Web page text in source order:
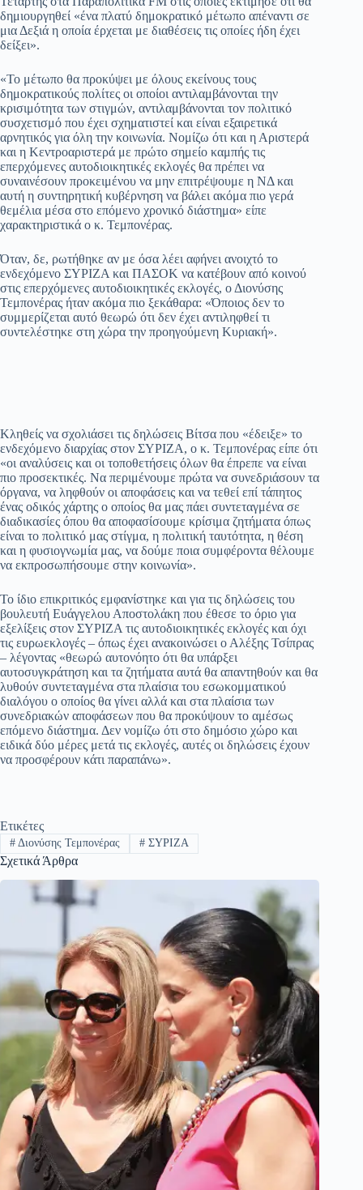
pp
m
στ
τε
δημιουργηθεί «ένα πλατύ δημοκρατικό μέτωπο απέναντι σε
μια Δεξιά η οποία έρχεται με διαθέσεις τις οποίες ήδη έχει
δείξει».
«Το μέτωπο θα προκύψει με όλους εκείνους τους
δημοκρατικούς πολίτες οι οποίοι αντιλαμβάνονται την
κρισιμότητα των στιγμών, αντιλαμβάνονται τον πολιτικό
συσχετισμό που έχει σχηματιστεί και είναι εξαιρετικά
αρνητικός για όλη την κοινωνία. Νομίζω ότι και η Αριστερά
και η Κεντροαριστερά με πρώτο σημείο καμπής τις
επερχόμενες αυτοδιοικητικές εκλογές θα πρέπει να
συναινέσουν προκειμένου να μην επιτρέψουμε η ΝΔ και
αυτή η συντηρητική κυβέρνηση να βάλει ακόμα πιο γερά
θεμέλια μέσα στο επόμενο χρονικό διάστημα» είπε
χαρακτηριστικά ο κ. Τεμπονέρας.
Όταν, δε, ρωτήθηκε αν με όσα λέει αφήνει ανοιχτό το
ενδεχόμενο ΣΥΡΙΖΑ και ΠΑΣΟΚ να κατέβουν από κοινού
στις επερχόμενες αυτοδιοικητικές εκλογές, ο Διονύσης
Τεμπονέρας ήταν ακόμα πιο ξεκάθαρα: «Όποιος δεν το
συμμερίζεται αυτό θεωρώ ότι δεν έχει αντιληφθεί τι
συντελέστηκε στη χώρα την προηγούμενη Κυριακή».
Κληθείς να σχολιάσει τις δηλώσεις Βίτσα που «έδειξε» το
ενδεχόμενο διαρχίας στον ΣΥΡΙΖΑ, ο κ. Τεμπονέρας είπε ότι
«οι αναλύσεις και οι τοποθετήσεις όλων θα έπρεπε να είναι
πιο προσεκτικές. Να περιμένουμε πρώτα να συνεδριάσουν τα
όργανα, να ληφθούν οι αποφάσεις και να τεθεί επί τάπητος
ένας οδικός χάρτης ο οποίος θα μας πάει συντεταγμένα σε
διαδικασίες όπου θα αποφασίσουμε κρίσιμα ζητήματα όπως
είναι το πολιτικό μας στίγμα, η πολιτική ταυτότητα, η θέση
και η φυσιογνωμία μας, να δούμε ποια συμφέροντα θέλουμε
να εκπροσωπήσουμε στην κοινωνία».
Το ίδιο επικριτικός εμφανίστηκε και για τις δηλώσεις του
βουλευτή Ευάγγελου Αποστολάκη που έθεσε το όριο για
εξελίξεις στον ΣΥΡΙΖΑ τις αυτοδιοικητικές εκλογές και όχι
τις ευρωεκλογές – όπως έχει ανακοινώσει ο Αλέξης Τσίπρας
– λέγοντας «θεωρώ αυτονόητο ότι θα υπάρξει
αυτοσυγκράτηση και τα ζητήματα αυτά θα απαντηθούν και θα
λυθούν συντεταγμένα στα πλαίσια του εσωκομματικού
διαλόγου ο οποίος θα γίνει αλλά και στα πλαίσια των
συνεδριακών αποφάσεων που θα προκύψουν το αμέσως
επόμενο διάστημα. Δεν νομίζω ότι στο δημόσιο χώρο και
ειδικά δύο μέρες μετά τις εκλογές, αυτές οι δηλώσεις έχουν
να προσφέρουν κάτι παραπάνω».
Ετικέτες
#Διονύσης Τεμπονέρας #ΣΥΡΙΖΑ
Σχετικά Άρθρα